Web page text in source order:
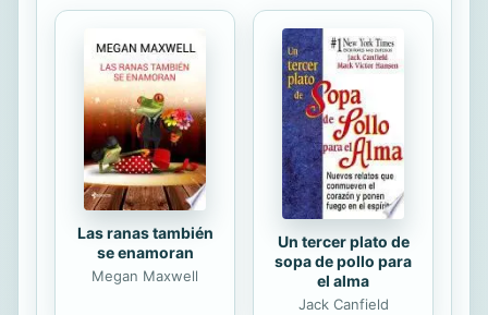
desdibujan.
Las ranas también
se enamoran
Megan Maxwell
Un tercer plato de
sopa de pollo para
el alma
Jack Canfield